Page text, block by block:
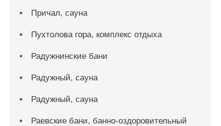
Причал, сауна
Пухтолова гора, комплекс отдыха
Радужнинские бани
Радужный, сауна
Радужный, сауна
Раевские бани, банно-оздоровительный